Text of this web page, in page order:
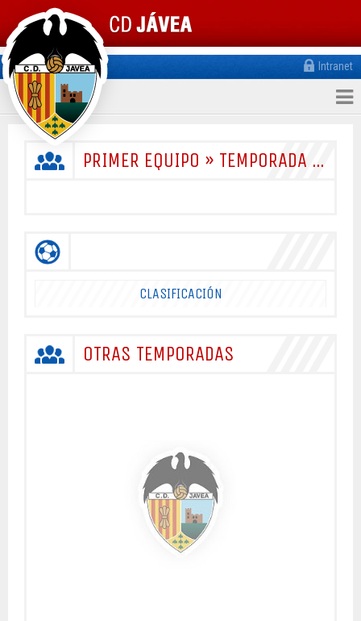
Intranet
PRIMER EQUIPO » TEMPORADA 2026/2027
CLASIFICACIÓN
OTRAS TEMPORADAS